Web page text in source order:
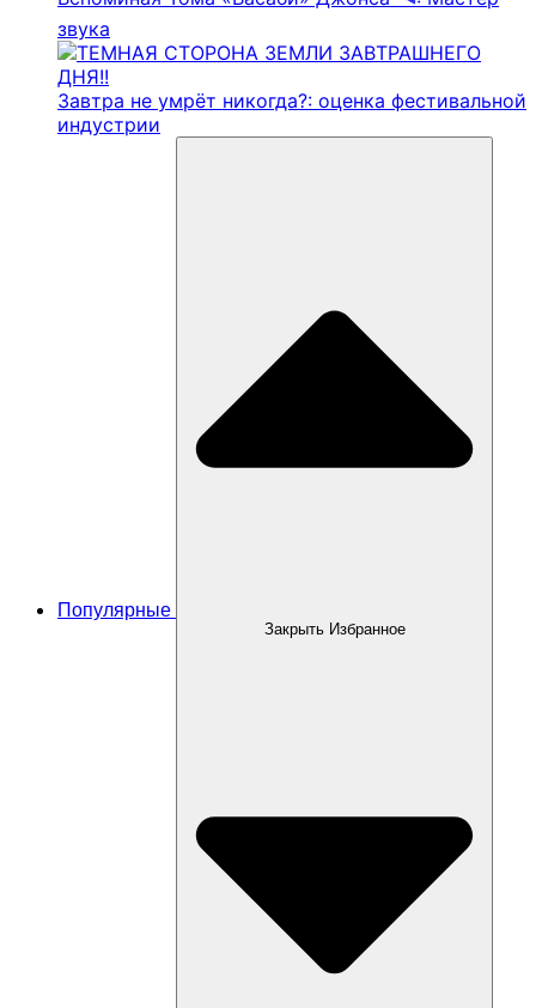
звука
Завтра не умрёт никогда?: оценка фестивальной
индустрии
Популярные
Закрыть Избранное